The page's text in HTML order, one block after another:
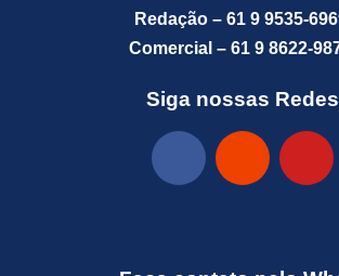
Redação – 61 9 9535-
Comercial – 61 9 8622-
Siga nossas Redes